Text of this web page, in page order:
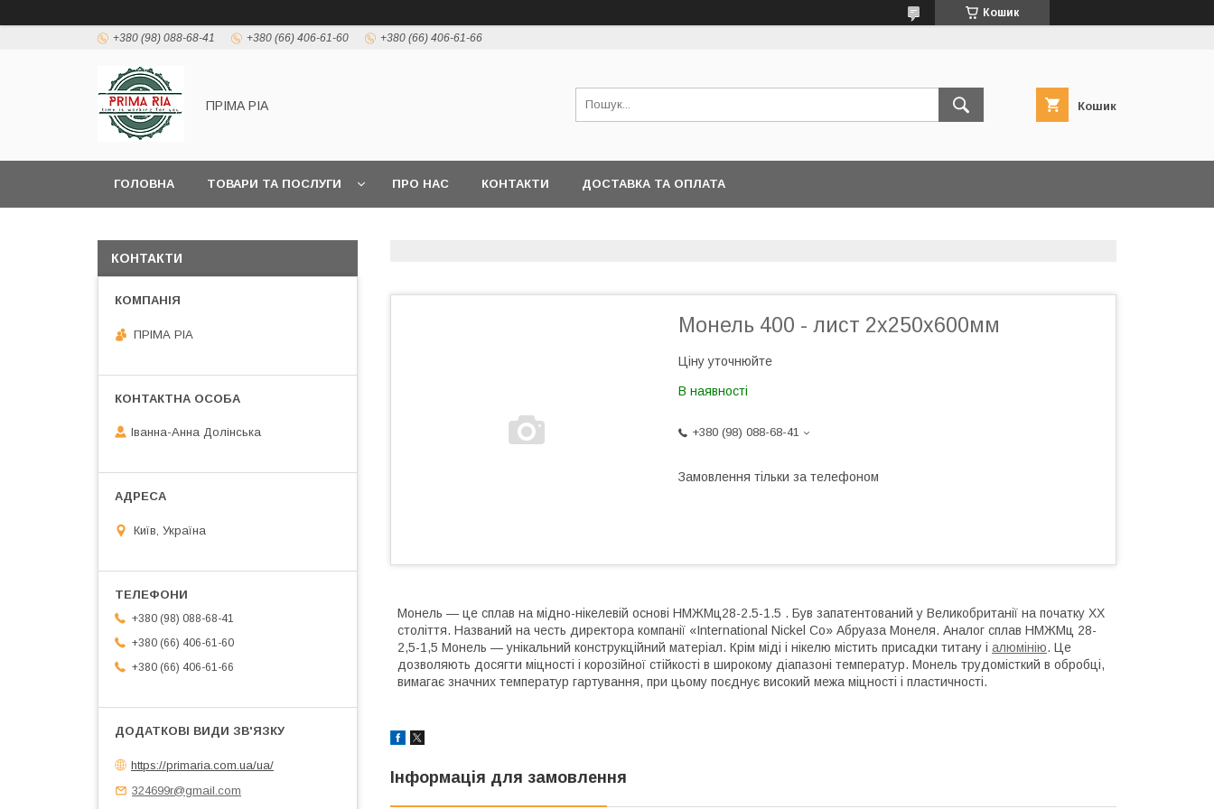
Кошик
+380 (98) 088-68-41 +380 (66) 406-61-60 +380 (66) 406-61-66
ПРІМА РІА Кошик
ГОЛОВНА ТОВАРИ ТА ПОСЛУГИ ПРО НАС КОНТАКТИ ДОСТАВКА ТА ОПЛАТА
Монель 400 - лист 2х250х600мм
Ціну уточнюйте
В наявності
+380 (98) 088-68-41
Замовлення тільки за телефоном
Монель — це сплав на мідно-нікелевій основі НМЖМц28-2.5-1.5 . Був запатентований у Великобританії на початку ХХ
століття. Названий на честь директора компанії «International Nickel Co» Абруаза Монеля. Аналог сплав НМЖМц 28-
2,5-1,5 Монель — унікальний конструкційний матеріал. Крім міді і нікелю містить присадки титану і алюмінію. Це
дозволяють досягти міцності і корозійної стійкості в широкому діапазоні температур. Монель трудомісткий в обробці,
вимагає значних температур гартування, при цьому поєднує високий межа міцності і пластичності.
Інформація для замовлення
КОНТАКТИ
ПРІМА РІА
Іванна-Анна Долінська
Київ, Україна
+380 (98) 088-68-41
+380 (66) 406-61-60
+380 (66) 406-61-66
https://primaria.com.ua/ua/
324699r@gmail.com